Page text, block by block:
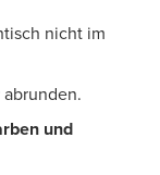
nicht im
abrunden.
und